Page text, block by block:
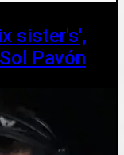
sister's',
Pavón